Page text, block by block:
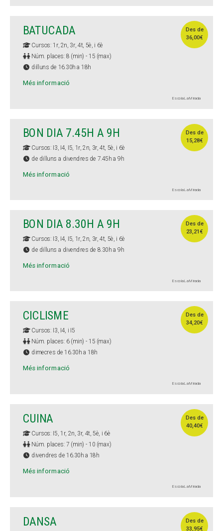
Des de
36,00€
BATUCADA
Cursos: 1r, 2n, 3r, 4t, 5è, i 6è
Núm. places: 8 (min) - 15 (max)
dilluns de 16.30h a 18h
Més informació
Escola La Mirada
Des de
15,28€
BON DIA 7.45H A 9H
Cursos: I3, I4, I5, 1r, 2n, 3r, 4t, 5è, i 6è
de dilluns a divendres de 7.45h a 9h
Més informació
Escola La Mirada
Des de
23,21€
BON DIA 8.30H A 9H
Cursos: I3, I4, I5, 1r, 2n, 3r, 4t, 5è, i 6è
de dilluns a divendres de 8.30h a 9h
Més informació
Escola La Mirada
Des de
34,20€
CICLISME
Cursos: I3, I4, i I5
Núm. places: 6 (min) - 15 (max)
dimecres de 16.30h a 18h
Més informació
Escola La Mirada
Des de
40,40€
CUINA
Cursos: I5, 1r, 2n, 3r, 4t, 5è, i 6è
Núm. places: 7 (min) - 10 (max)
divendres de 16.30h a 18h
Més informació
Escola La Mirada
Des de
33,95€
DANSA